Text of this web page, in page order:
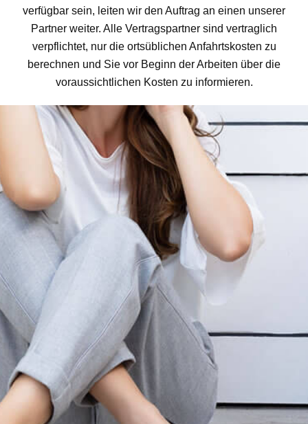
verfügbar sein, leiten wir den Auftrag an einen unserer
Partner weiter. Alle Vertragspartner sind vertraglich
verpflichtet, nur die ortsüblichen Anfahrtskosten zu
berechnen und Sie vor Beginn der Arbeiten über die
voraussichtlichen Kosten zu informieren.